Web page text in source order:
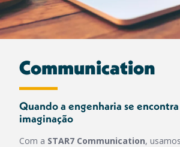
Communication
Quando a engenharia se encontra
imaginação
Com a STAR7 Communication,